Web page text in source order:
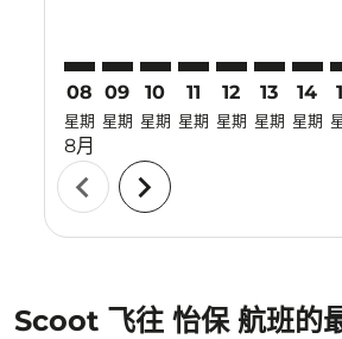
08
星期
8月
09
星期
10
星期
11
星期
12
星期
13
星期
14
星期
chevron_left chevron_right
Scoot 飞往 怡保 航班的